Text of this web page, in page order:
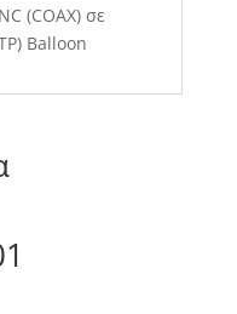
(COAX) σε
Balloon